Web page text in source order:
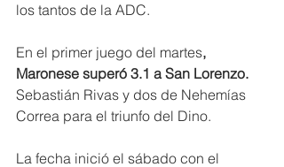
los tantos de la ADC.
En el primer juego del martes,
Maronese superó 3.1 a San Lorenzo.
Sebastián Rivas y dos de Nehemías
Correa para el triunfo del Dino.
La fecha inició el sábado con el